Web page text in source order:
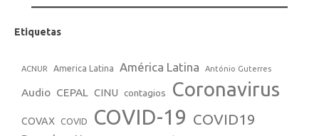
Etiquetas
ACNUR America Latina América Latina António Guterres
Audio CEPAL CINU contagios Coronavirus
COVAX COVID COVID-19 COVID19